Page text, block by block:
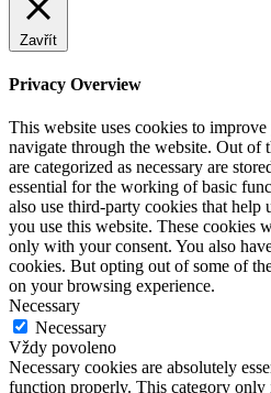
Zavřít
Privacy Overview
This website uses cookies to
navigate through the website. Out of
are categorized as necessary are
essential for the working of basic
also use third-party cookies that help
you use this website. These cookies
only with your consent. You also
cookies. But opting out of some of
on your browsing experience.
Necessary
Necessary
Vždy povoleno
Necessary cookies are absolutely
function properly. This category only